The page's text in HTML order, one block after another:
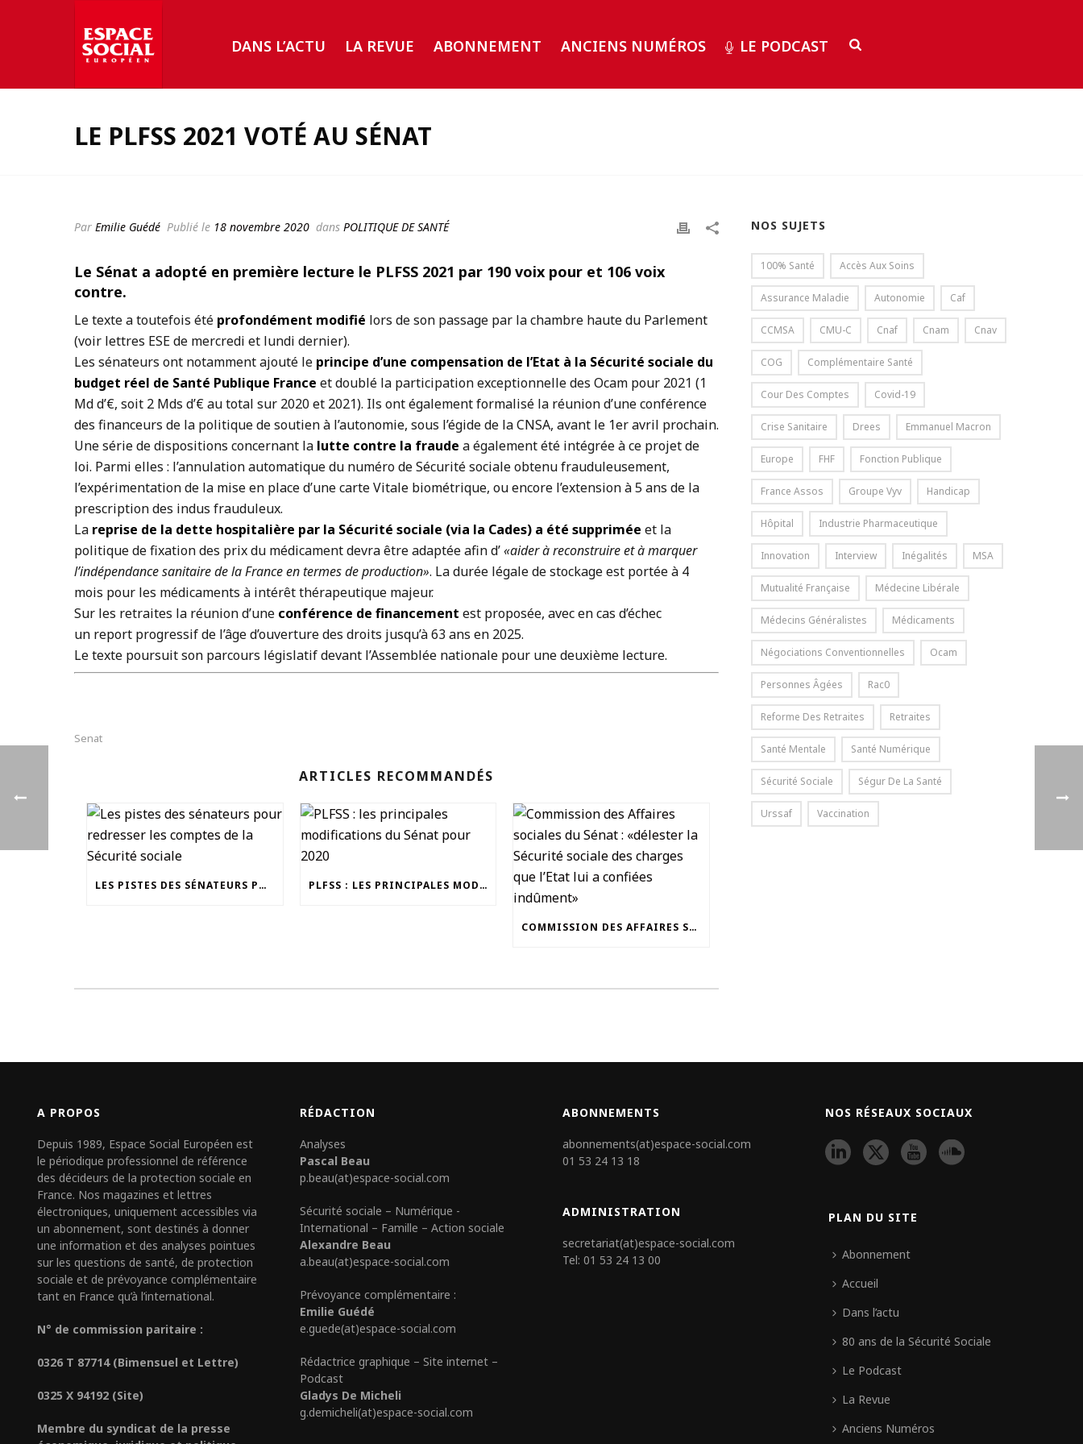
DANS L’ACTU LA REVUE ABONNEMENT ANCIENS NUMÉROS LE PODCAST
LE PLFSS 2021 VOTÉ AU SÉNAT
Par Emilie Guédé Publié le 18 novembre 2020 dans POLITIQUE DE SANTÉ
Le Sénat a adopté en première lecture le PLFSS 2021 par 190 voix pour et 106 voix
contre.
Le texte a toutefois été profondément modifié lors de son passage par la chambre haute du Parlement
(voir lettres ESE de mercredi et lundi dernier).
Les sénateurs ont notamment ajouté le principe d’une compensation de l’Etat à la Sécurité sociale du
budget réel de Santé Publique France et doublé la participation exceptionnelle des Ocam pour 2021 (1
Md d’€, soit 2 Mds d’€ au total sur 2020 et 2021). Ils ont également formalisé la réunion d’une conférence
des financeurs de la politique de soutien à l’autonomie, sous l’égide de la CNSA, avant le 1er avril prochain.
Une série de dispositions concernant la lutte contre la fraude a également été intégrée à ce projet de
loi. Parmi elles : l’annulation automatique du numéro de Sécurité sociale obtenu frauduleusement,
l’expérimentation de la mise en place d’une carte Vitale biométrique, ou encore l’extension à 5 ans de la
prescription des indus frauduleux.
La reprise de la dette hospitalière par la Sécurité sociale (via la Cades) a été supprimée et la
politique de fixation des prix du médicament devra être adaptée afin d’«aider à reconstruire et à marquer
l’indépendance sanitaire de la France en termes de production». La durée légale de stockage est portée à 4
mois pour les médicaments à intérêt thérapeutique majeur.
Sur les retraites la réunion d’une conférence de financement est proposée, avec en cas d’échec
un report progressif de l’âge d’ouverture des droits jusqu’à 63 ans en 2025.
Le texte poursuit son parcours législatif devant l’Assemblée nationale pour une deuxième lecture.
Senat
ARTICLES RECOMMANDÉS
LES PISTES DES SÉNATEURS POUR REDRESSER LES COMPTES DE LA SÉCURITÉ SOCIALE PLFSS : LES PRINCIPALES MODIFICATIONS DU SÉNAT POUR 2020
COMMISSION DES AFFAIRES SOCIALES DU SÉNAT : «DÉLESTER LA SÉCURITÉ SOCIALE DES CHARGES QUE L’ETAT LUI A CONFIÉES INDÛMENT»
NOS SUJETS
100% Santé Accès Aux Soins
Assurance Maladie Autonomie Caf
CCMSA CMU-C Cnaf Cnam Cnav
COG Complémentaire Santé
Cour Des Comptes Covid-19
Crise Sanitaire Drees Emmanuel Macron
Europe FHF Fonction Publique
France Assos Groupe Vyv Handicap
Hôpital Industrie Pharmaceutique
Innovation Interview Inégalités MSA
Mutualité Française Médecine Libérale
Médecins Généralistes Médicaments
Négociations Conventionnelles Ocam
Personnes Âgées Rac0
Reforme Des Retraites Retraites
Santé Mentale Santé Numérique
Sécurité Sociale Ségur De La Santé
Urssaf Vaccination
A PROPOS
Depuis 1989, Espace Social Européen est
le périodique professionnel de référence
des décideurs de la protection sociale en
France. Nos magazines et lettres
électroniques, uniquement accessibles via
un abonnement, sont destinés à donner
une information et des analyses pointues
sur les questions de santé, de protection
sociale et de prévoyance complémentaire
tant en France qu’à l’international.
N° de commission paritaire :
0326 T 87714 (Bimensuel et Lettre)
0325 X 94192 (Site)
Membre du syndicat de la presse
RÉDACTION
Analyses
Pascal Beau
p.beau(at)espace-social.com
Sécurité sociale – Numérique -
International – Famille – Action sociale
Alexandre Beau
a.beau(at)espace-social.com
Prévoyance complémentaire :
Emilie Guédé
e.guede(at)espace-social.com
Rédactrice graphique – Site internet –
Podcast
Gladys De Micheli
g.demicheli(at)espace-social.com
ABONNEMENTS
abonnements(at)espace-social.com
01 53 24 13 18
ADMINISTRATION
secretariat(at)espace-social.com
Tel: 01 53 24 13 00
NOS RÉSEAUX SOCIAUX
PLAN DU SITE
Abonnement
Accueil
Dans l’actu
80 ans de la Sécurité Sociale
Le Podcast
La Revue
Anciens Numéros